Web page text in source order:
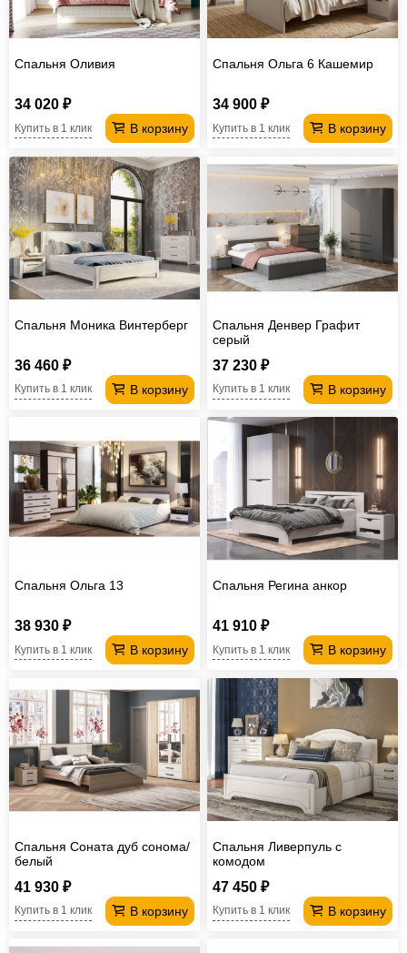
Спальня Оливия
34 020 ₽
В корзину
Купить в 1 клик
Спальня Ольга 6 Кашемир
34 900 ₽
В корзину
Купить в 1 клик
Спальня Моника Винтерберг
36 460 ₽
В корзину
Купить в 1 клик
Спальня Денвер Графит
серый
37 230 ₽
В корзину
Купить в 1 клик
Спальня Ольга 13
38 930 ₽
В корзину
Купить в 1 клик
Спальня Регина анкор
41 910 ₽
В корзину
Купить в 1 клик
Спальня Соната дуб сонома/
белый
41 930 ₽
В корзину
Купить в 1 клик
Спальня Ливерпуль с
комодом
47 450 ₽
В корзину
Купить в 1 клик